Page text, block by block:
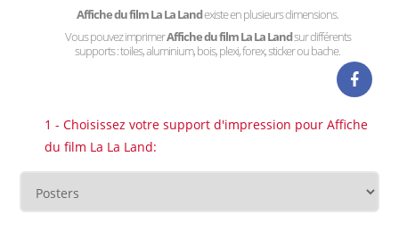
Affiche du film La La Landexiste en plusieurs dimensions.
Vous pouvez imprimerAffiche du film La La Landsur différents
supports : toiles, aluminium, bois, plexi, forex, sticker ou bache.
1 - Choisissez votre support d'impression pour Affiche
du film La La Land: